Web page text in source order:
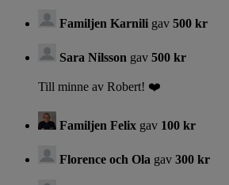
Familjen Karnili gav 500 kr
Sara Nilsson gav 500 kr
Till minne av Robert! ❤️
Familjen Felix gav 100 kr
Florence och Ola gav 300 kr